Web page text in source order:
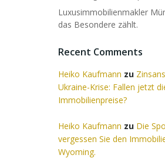
Luxusimmobilienmakler
das Besondere zählt.
Recent Comments
Heiko Kaufmann zu
Ukraine-Krise: Fallen jetzt
Immobilienpreise?
Heiko Kaufmann zu Die
vergessen Sie den
Wyoming.